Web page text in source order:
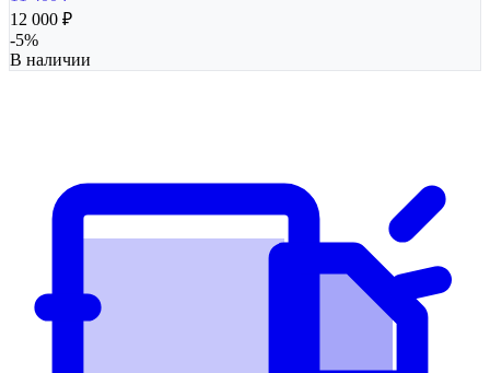
12 000 ₽
-5%
В наличии